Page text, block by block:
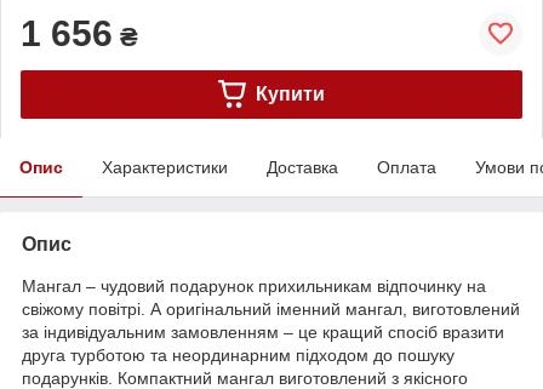
1 656 ₴
Купити
Опис Характеристики Доставка Оплата Умови
Опис
Мангал – чудовий подарунок прихильникам відпочинку на
свіжому повітрі. А оригінальний іменний мангал, виготовлений
за індивідуальним замовленням – це кращий спосіб вразити
друга турботою та неординарним підходом до пошуку
подарунків. Компактний мангал виготовлений з якісного